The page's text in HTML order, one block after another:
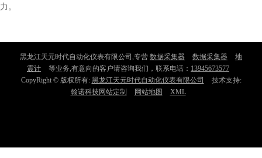
力。
黑龙江天元时代自动化仪表有限公司,专营 数据采集器 数据采集器
地
震计
等业务,有意向的客户请咨询我们，联系电话： 13945673577
CopyRight © 版权所有: 黑龙江天元时代自动化仪表有限公司
技术支持:
翰诺科技网站定制
网站地图 XML